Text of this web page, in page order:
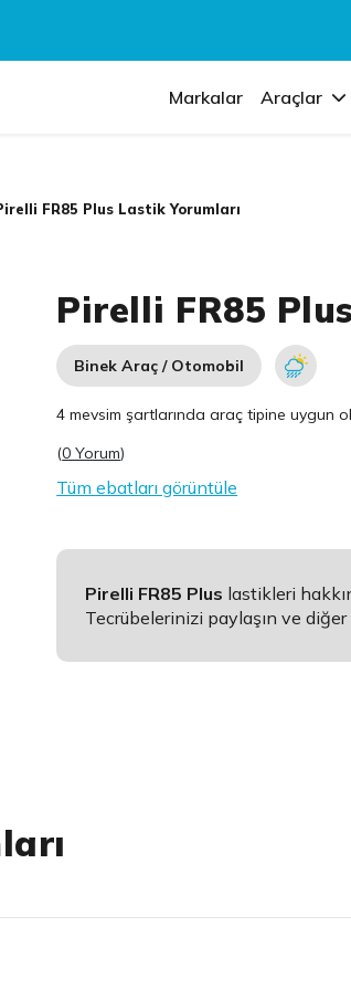
Markalar Araçlar
FR85 Plus Lastik Yorumları
Pirelli FR85
Binek Araç / Otomobil
4 mevsim şartlarında araç tipine uygun
(0 Yorum)
Tüm ebatları görüntüle
Pirelli FR85 Plus lastikleri
Tecrübelerinizi paylaşın ve